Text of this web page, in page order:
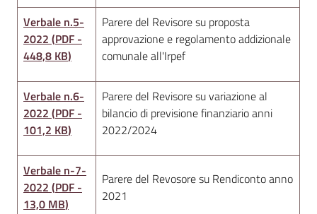
n
Tutti
gli
argomenti...
Seguici
su
Verbale n.5-
2022 (PDF -
448,8 KB)
Parere del Revisore su proposta
approvazione e regolamento addizionale
comunale all'Irpef
Verbale n.6-
2022 (PDF -
101,2 KB)
Parere del Revisore su variazione al
bilancio di previsione finanziario anni
2022/2024
Verbale n-7-
2022 (PDF -
13,0 MB)
Parere del Revosore su Rendiconto anno
2021